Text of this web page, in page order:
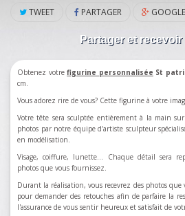
TWEET PARTAGER
Partager et
Obtenez votrefigurine personnalisée St
cm.
Vous adorez rire de vous? Cette figurine à votre
Votre tête sera sculptée entièrement à la main
photos par notre équipe d'artiste sculpteur
en modélisation.
Visage, coiffure, lunette... Chaque détail sera
photos que vous fournissez.
Durant la réalisation, vous recevrez des photos
pour demander des retouches afin de parfaire la
l'assurance de vous sentir heureux et satisfait de